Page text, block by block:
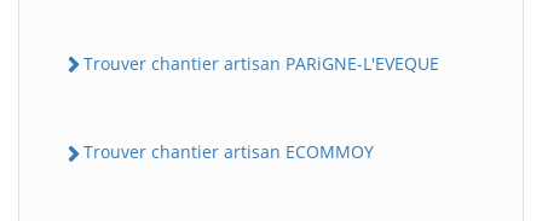
Trouver chantier artisan PARiGNE-L'EVEQUE
Trouver chantier artisan ECOMMOY